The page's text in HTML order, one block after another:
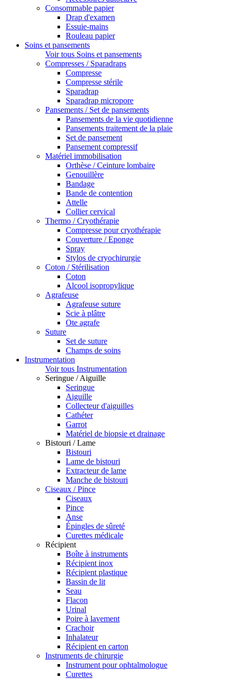
Consommable papier
Drap d'examen
Essuie-mains
Rouleau papier
Soins et pansements
Voir tous Soins et pansements
Compresses / Sparadraps
Compresse
Compresse stérile
Sparadrap
Sparadrap micropore
Pansements / Set de pansements
Pansements de la vie quotidienne
Pansements traitement de la plaie
Set de pansement
Pansement compressif
Matériel immobilisation
Orthèse / Ceinture lombaire
Genouillère
Bandage
Bande de contention
Attelle
Collier cervical
Thermo / Cryothérapie
Compresse pour cryothérapie
Couverture / Eponge
Spray
Stylos de cryochirurgie
Coton / Stérilisation
Coton
Alcool isopropylique
Agrafeuse
Agrafeuse suture
Scie à plâtre
Ote agrafe
Suture
Set de suture
Champs de soins
Instrumentation
Voir tous Instrumentation
Seringue / Aiguille
Seringue
Aiguille
Collecteur d'aiguilles
Cathéter
Garrot
Matériel de biopsie et drainage
Bistouri / Lame
Bistouri
Lame de bistouri
Extracteur de lame
Manche de bistouri
Ciseaux / Pince
Ciseaux
Pince
Anse
Épingles de sûreté
Curettes médicale
Récipient
Boîte à instruments
Récipient inox
Récipient plastique
Bassin de lit
Seau
Flacon
Urinal
Poire à lavement
Crachoir
Inhalateur
Récipient en carton
Instruments de chirurgie
Instrument pour ophtalmologue
Curettes